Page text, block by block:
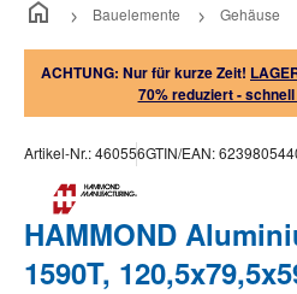
Bauelemente Gehäuse
ACHTUNG: Nur für kurze Zeit!
70% reduziert -
Artikel-Nr.:460556GTIN/EAN:
HAMMOND
1590T,